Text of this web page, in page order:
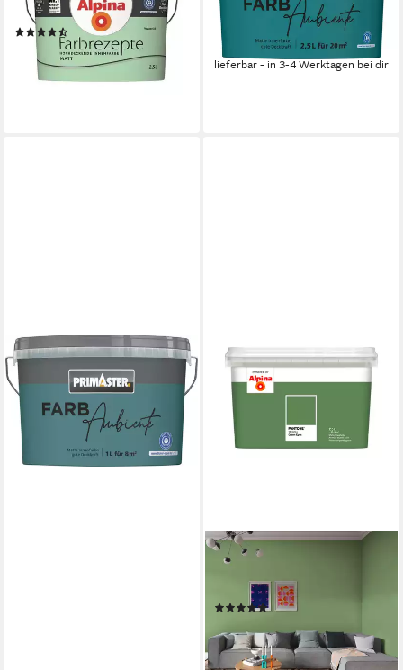
Wasserfall Matt
(84)
30,90 €
(12,36 €/ 1 l)
lieferbar - in 4-5 Werktagen bei dir
matt petrol 2,5 L
26,29 €
(10,52 €/ 1 l)
lieferbar - in 3-4 Werktagen bei dir
PRIMASTER
Wandfarbe Primaster
Farbambiente Wandfarbe
matt petrol 1 L
14,14 €
lieferbar - in 3-4 Werktagen bei dir
ALPINA
Wandfarbe Alpina PANTONE®
2,5 Liter
(1)
(14,12 €/ 1 l)
lieferbar - in 3-4 Werktagen bei dir